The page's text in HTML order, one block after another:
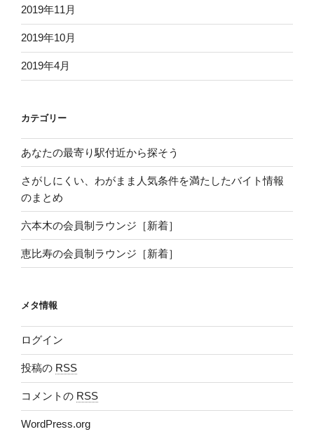
2019年11月
2019年10月
2019年4月
カテゴリー
あなたの最寄り駅付近から探そう
さがしにくい、わがまま人気条件を満たしたバイト情報
のまとめ
六本木の会員制ラウンジ［新着］
恵比寿の会員制ラウンジ［新着］
メタ情報
ログイン
投稿の RSS
コメントの RSS
WordPress.org